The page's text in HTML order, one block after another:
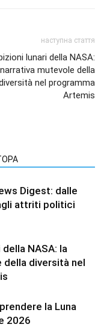
наступна стаття
lunari della NASA:
mutevole della
nel programma
Artemis
Digest: dalle
attriti politici
NASA: la
della diversità nel
la Luna
2026